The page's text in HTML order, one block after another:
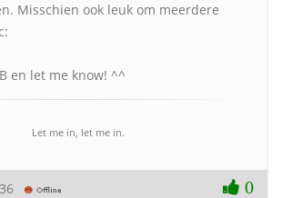
Misschien ook leuk om meerdere
en let me know! ^^
Let me in, let me in.
0